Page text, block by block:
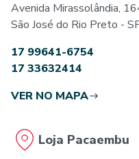
Avenida Mirassolândia,
São José do Rio Preto -
17 99641-6754
17 33632414
VER NO MAPA
Loja Pacaembu